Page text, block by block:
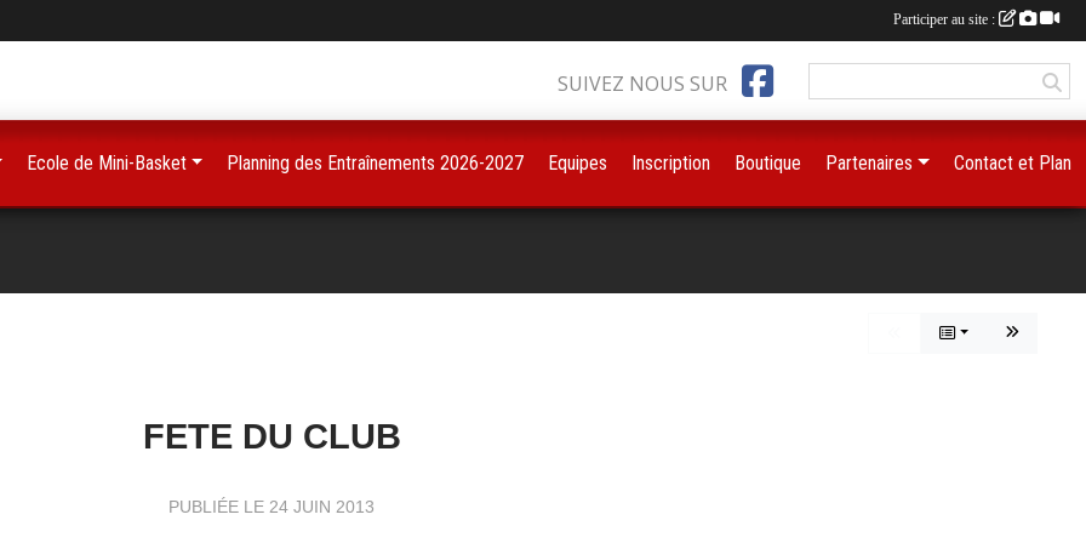
FETE DU CLUB
PUBLIÉE LE 24 JUIN 2013
SUIVEZ NOUS SUR
Ecole de Mini-Basket Planning des Entraînements 2026-2027 Equipes Inscription Boutique Partenaires Contact et Plan
Participer au site :